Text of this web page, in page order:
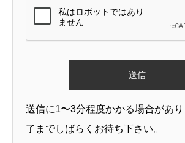
送信に1〜3分程度かかる場合があ
了までしばらくお待ち下さい。